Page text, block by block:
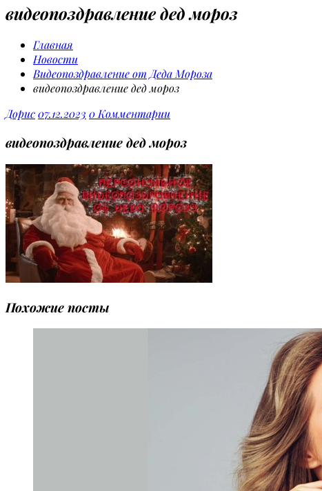
видеопоздравление дед мороз
Главная
Новости
Видеопоздравление от Деда Мороза
видеопоздравление дед мороз
Дорис07.12.2023 0 Комментарии
видеопоздравление дед мороз
Похожие посты